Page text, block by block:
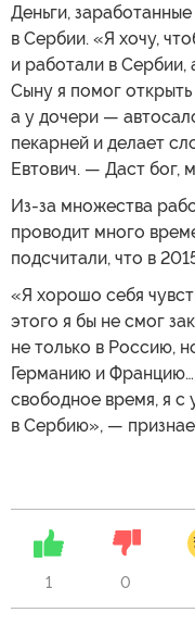
Деньги,
в Сербии. «Я хочу,
и работали в Сербии,
Сыну я помог
а у дочери —
пекарней и делает
Евтович. — Даст бог,
Из-за множества
проводит много
подсчитали, что в
«Я хорошо себя
этого я бы не смог
не только в Россию,
Германию и Францию…
свободное время, я с
в Сербию», —
1 0